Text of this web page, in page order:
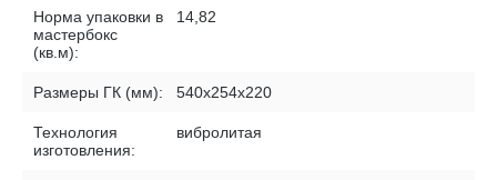
Норма упаковки в
мастербокс
(кв.м):
14,82
Размеры ГК (мм): 540х254х220
Технология
изготовления:
вибролитая